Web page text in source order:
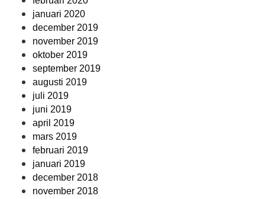
januari 2020
december 2019
november 2019
oktober 2019
september 2019
augusti 2019
juli 2019
juni 2019
april 2019
mars 2019
februari 2019
januari 2019
december 2018
november 2018